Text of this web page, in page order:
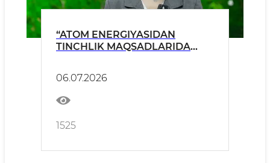
“ATOM ENERGIYASIDAN
TINCHLIK MAQSADLARIDA
ORGANLARINING
VAKOLATLARI HAQIDA
06.07.2026
1525